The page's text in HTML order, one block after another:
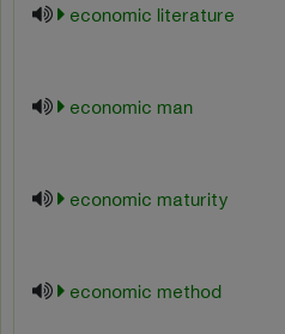
economic literature
economic man
economic maturity
economic method